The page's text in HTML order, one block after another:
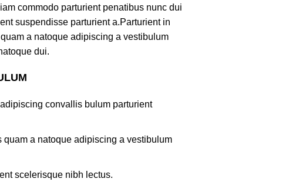
commodo parturient penatibus nunc dui
suspendisse parturient a.Parturient in
a natoque adipiscing a vestibulum
dui.
convallis bulum parturient
quam a natoque adipiscing a vestibulum
scelerisque nibh lectus.